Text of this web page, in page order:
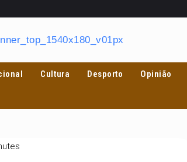
Cultura Desporto Opinião